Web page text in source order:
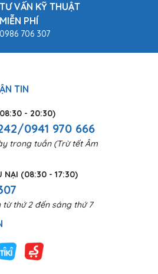
TƯ VẤN KỸ THUẬT
MIỄN PHÍ
0986 706 307
TIN
- 20:30)
0941 970 666
trong tuần (Trừ tết Âm
NẠI (08:30 - 17:30)
từ thứ 2 đến sáng thứ 7